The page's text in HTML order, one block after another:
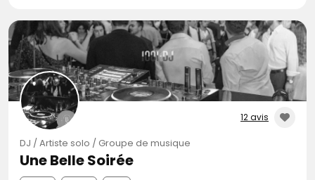
12 avis
DJ / Artiste solo / Groupe de musique
Une Belle Soirée